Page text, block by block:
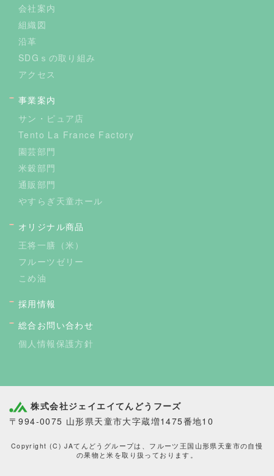
会社案内
組織図
沿革
SDGｓの取り組み
アクセス
事業案内
サン・ピュア店
Tento La France Factory
園芸部門
米穀部門
通販部門
やすらぎ天童ホール
オリジナル商品
王将一膳（米）
フルーツゼリー
こめ油
採用情報
総合お問い合わせ
個人情報保護方針
株式会社ジェイエイてんどうフーズ
〒994-0075 山形県天童市大字蔵増1475番地10
Copyright (C) JAてんどうグループは、フルーツ王国山形県天童市の自慢
の果物と米を取り扱っております。